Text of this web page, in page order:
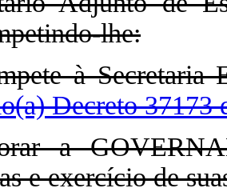
lhe:
à Secretaria
Decreto 37173
a
e exercício de